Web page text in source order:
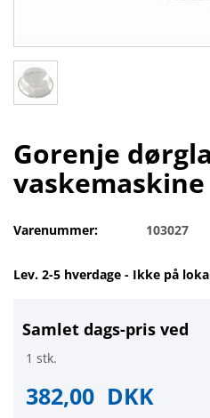
Gorenje
vaskemaskine
Varenummer: 103027
Lev. 2-5 hverdage - Ikke på
Samlet dags-pris ved
1 stk.
382,00 DKK